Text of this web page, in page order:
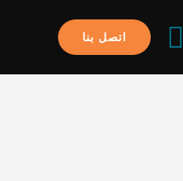
البحثاتصل بنا